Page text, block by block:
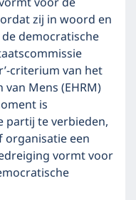
zij in woord en
democratische
criterium van het
Mens (EHRM)
is
partij te verbieden,
organisatie een
vormt voor